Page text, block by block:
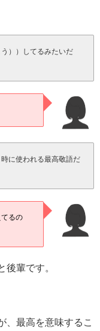
））してるみたいだ
に使われる最高敬語だ
るの
後輩です。
、最高を意味するこ